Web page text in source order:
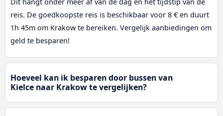
reis. De goedkoopste reis is beschikbaar voor 8 € en duurt
1h 45m om Krakow te bereiken. Vergelijk aanbiedingen om
geld te besparen!
Hoeveel kan ik besparen door bussen van
Kielce naar Krakow te vergelijken?